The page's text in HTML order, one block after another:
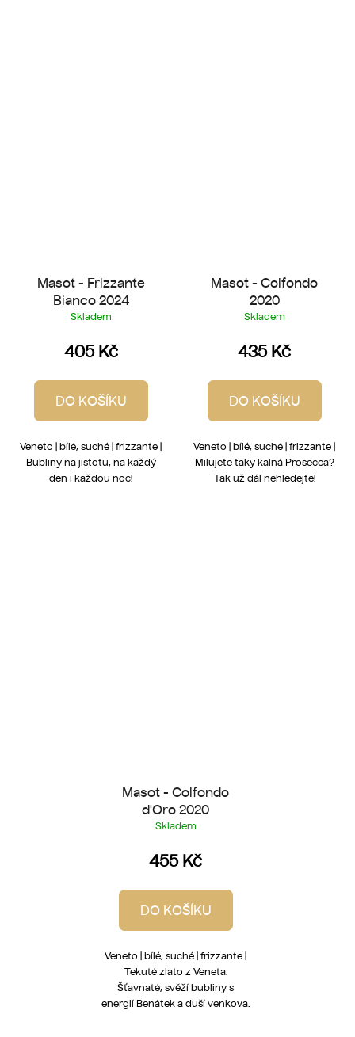
Masot - Frizzante
Bianco 2024
Skladem
405 Kč
DO KOŠÍKU
Veneto | bílé, suché | frizzante |
Bubliny na jistotu, na každý
den i každou noc!
Masot - Colfondo
2020
Skladem
435 Kč
DO KOŠÍKU
Veneto | bílé, suché | frizzante |
Milujete taky kalná Prosecca?
Tak už dál nehledejte!
Masot - Colfondo
d'Oro 2020
Skladem
455 Kč
DO KOŠÍKU
Veneto | bílé, suché | frizzante |
Tekuté zlato z Veneta.
Šťavnaté, svěží bubliny s
energií Benátek a duší venkova.